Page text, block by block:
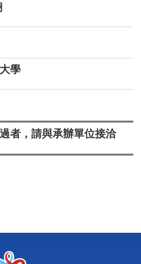
學
者，請與承辦單位接洽